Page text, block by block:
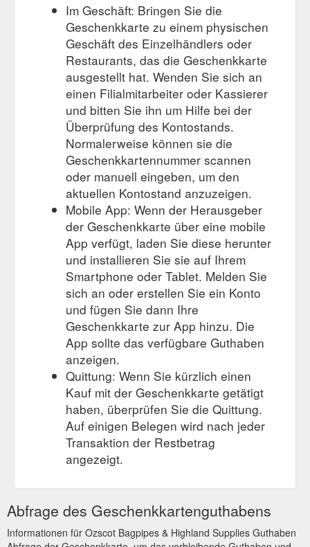
Im Geschäft: Bringen Sie die
Geschenkkarte zu einem physischen
Geschäft des Einzelhändlers oder
Restaurants, das die Geschenkkarte
ausgestellt hat. Wenden Sie sich an
einen Filialmitarbeiter oder Kassierer
und bitten Sie ihn um Hilfe bei der
Überprüfung des Kontostands.
Normalerweise können sie die
Geschenkkartennummer scannen
oder manuell eingeben, um den
aktuellen Kontostand anzuzeigen.
Mobile App: Wenn der Herausgeber
der Geschenkkarte über eine mobile
App verfügt, laden Sie diese herunter
und installieren Sie sie auf Ihrem
Smartphone oder Tablet. Melden Sie
sich an oder erstellen Sie ein Konto
und fügen Sie dann Ihre
Geschenkkarte zur App hinzu. Die
App sollte das verfügbare Guthaben
anzeigen.
Quittung: Wenn Sie kürzlich einen
Kauf mit der Geschenkkarte getätigt
haben, überprüfen Sie die Quittung.
Auf einigen Belegen wird nach jeder
Transaktion der Restbetrag
angezeigt.
Abfrage des Geschenkkartenguthabens
Informationen für Ozscot Bagpipes & Highland Supplies Guthaben